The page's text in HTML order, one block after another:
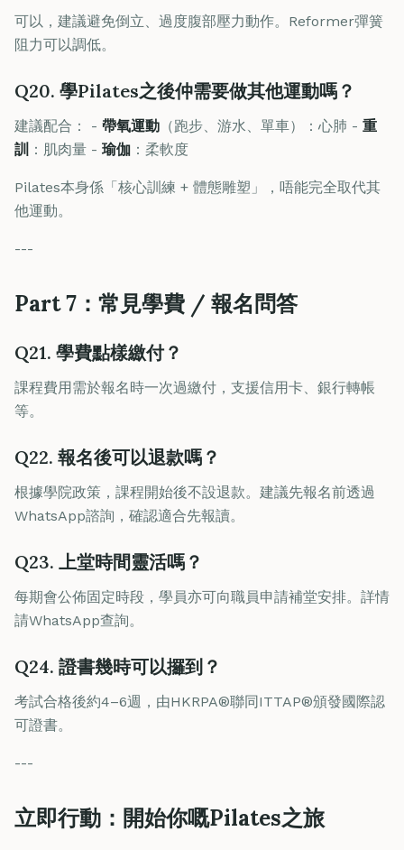
可以，建議避免倒立、過度腹部壓力動作。Reformer彈簧
阻力可以調低。
Q20. 學Pilates之後仲需要做其他運動嗎？
建議配合： - 帶氧運動 （跑步、游水、單車）：心肺 - 重
訓 ：肌肉量 - 瑜伽 ：柔軟度
Pilates本身係「核心訓練 + 體態雕塑」，唔能完全取代其
他運動。
---
Part 7：常見學費 / 報名問答
Q21. 學費點樣繳付？
課程費用需於報名時一次過繳付，支援信用卡、銀行轉帳
等。
Q22. 報名後可以退款嗎？
根據學院政策，課程開始後不設退款。建議先報名前透過
WhatsApp諮詢，確認適合先報讀。
Q23. 上堂時間靈活嗎？
每期會公佈固定時段，學員亦可向職員申請補堂安排。詳情
請WhatsApp查詢。
Q24. 證書幾時可以攞到？
考試合格後約4–6週，由HKRPA®聯同ITTAP®頒發國際認
可證書。
---
立即行動：開始你嘅Pilates之旅